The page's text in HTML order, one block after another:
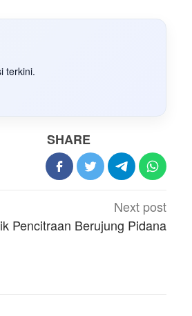
terkini.
SHARE
Next post
Pencitraan Berujung Pidana